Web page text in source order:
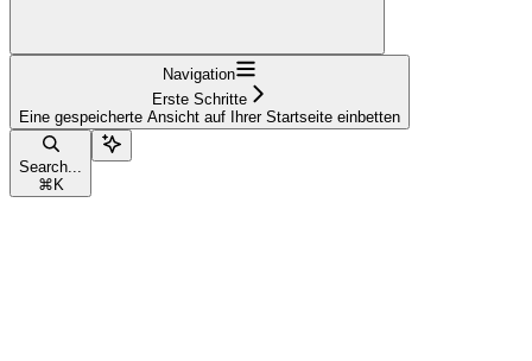
Navigation
Erste Schritte
Eine gespeicherte Ansicht auf Ihrer Startseite einbetten
Search...
⌘ K